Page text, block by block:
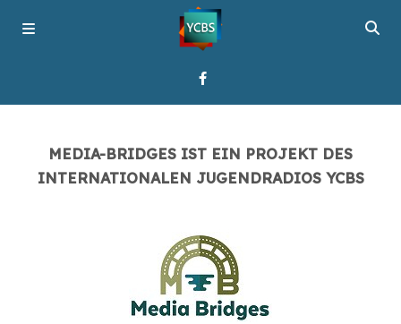
Programme
MEDIA-BRIDGES IST EIN PROJEKT DES
INTERNATIONALEN JUGENDRADIOS YCBS